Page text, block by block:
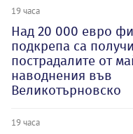
19 часа
Над 20 000 евро
подкрепа са
пострадалите от
наводнения във
Великотърновско
19 часа